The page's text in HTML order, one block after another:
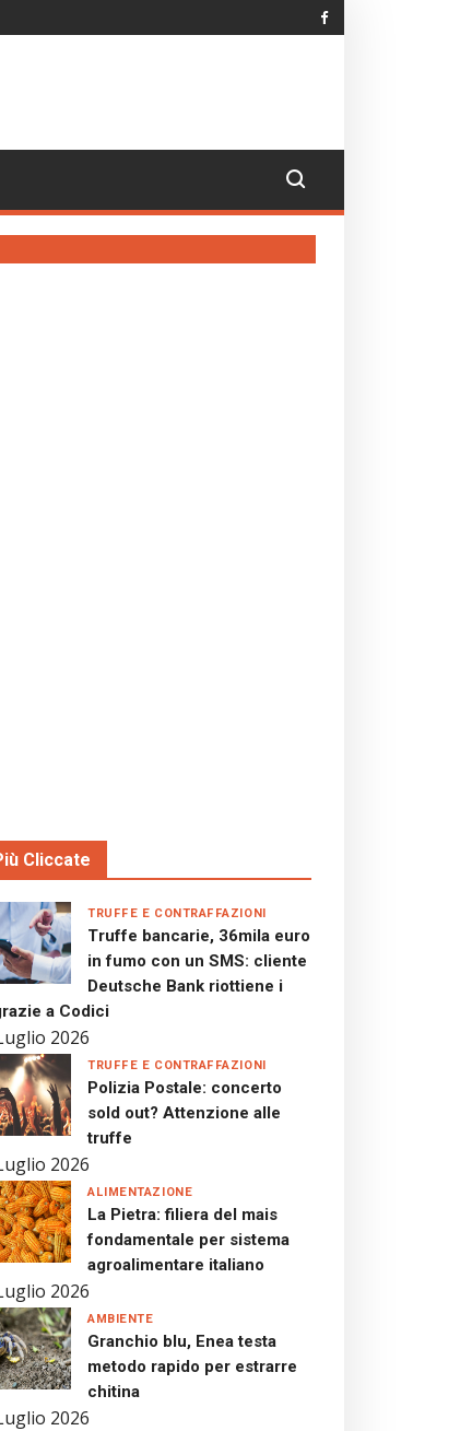
Cliccate
Truffe bancarie, 36mila euro
in fumo con un SMS: cliente
Deutsche Bank riottiene i
a Codici
2026
TRUFFE E CONTRAFFAZIONI
Polizia Postale: concerto
sold out? Attenzione alle
truffe
2026
TRUFFE E CONTRAFFAZIONI
La Pietra: filiera del mais
fondamentale per sistema
agroalimentare italiano
2026
ALIMENTAZIONE
Granchio blu, Enea testa
metodo rapido per estrarre
chitina
2026
AMBIENTE